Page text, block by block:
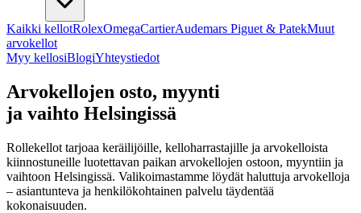
Kaikki kellotRolexOmegaCartierAudemars Piguet & PatekMuut
arvokellot
Myy kellosiBlogiYhteystiedot
Arvokellojen osto, myynti
ja vaihto Helsingissä
Rollekellot tarjoaa keräilijöille, kelloharrastajille ja arvokelloista
kiinnostuneille luotettavan paikan arvokellojen ostoon, myyntiin ja
vaihtoon Helsingissä. Valikoimastamme löydät haluttuja arvokelloja
– asiantunteva ja henkilökohtainen palvelu täydentää
kokonaisuuden.